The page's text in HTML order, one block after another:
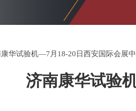
康华试验机—7月18-20日西安国际会展
济南康华试验